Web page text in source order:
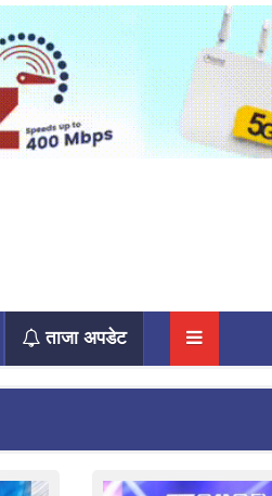
ताजा अपडेट